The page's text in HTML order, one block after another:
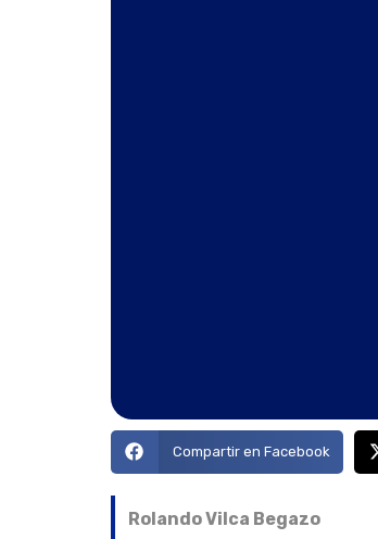
Compartir en Facebook
Rolando Vilca Begazo